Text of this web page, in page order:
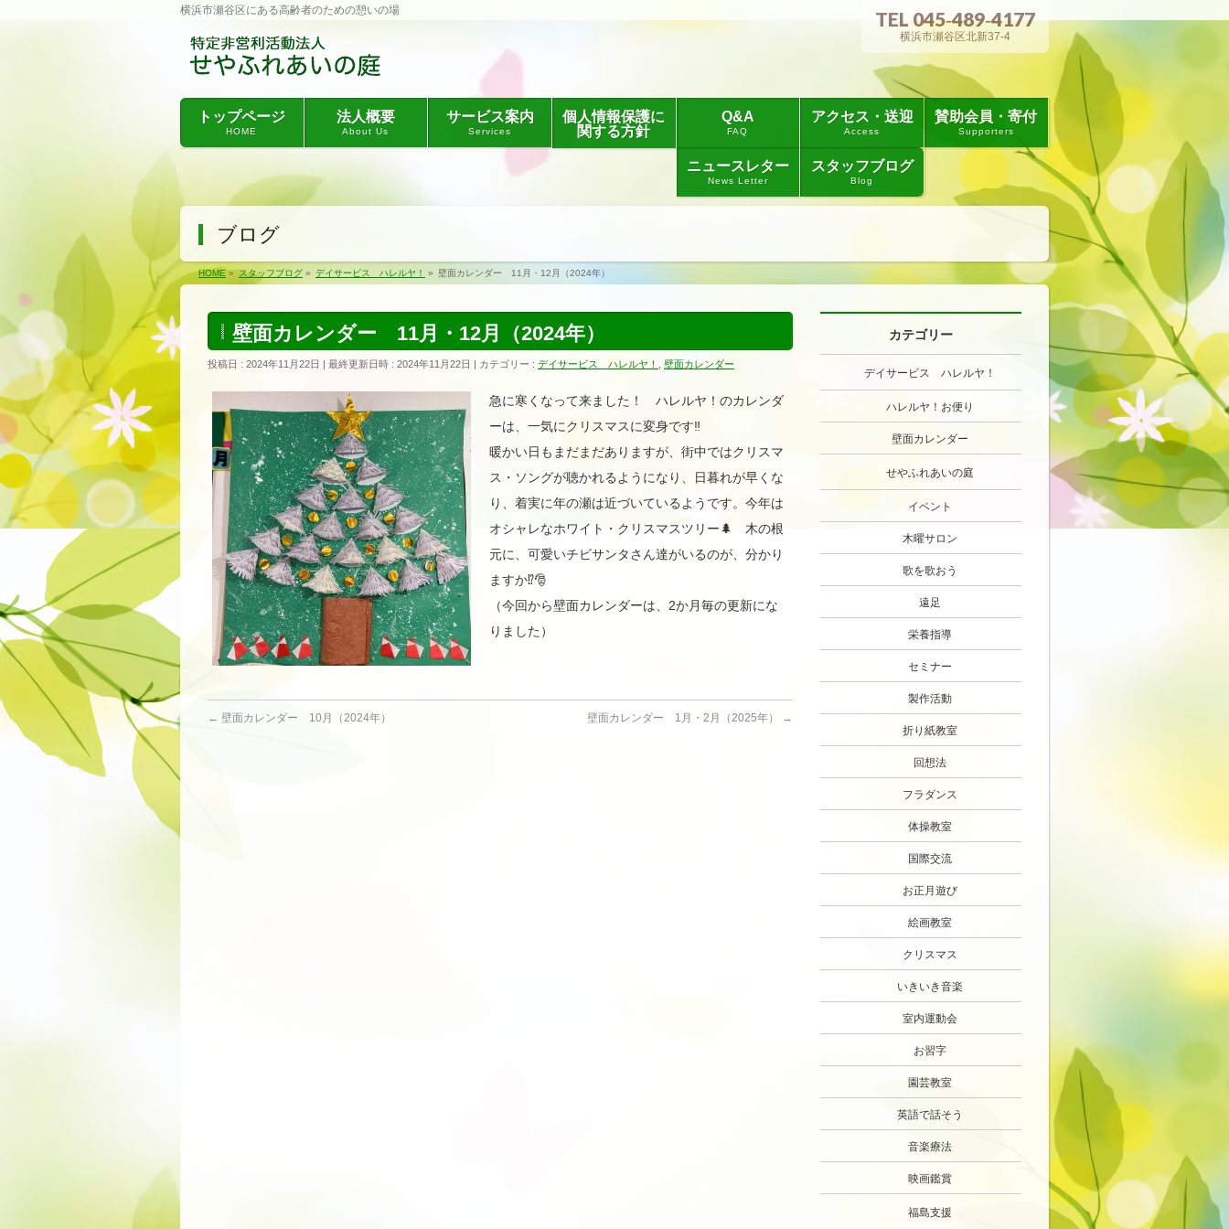
横浜市瀬谷区にある高齢者のための憩いの場 TEL 045‐489‐4177
横浜市瀬谷区北新37-4
トップページ
HOME
法人概要
About Us
サービス案内
Services
個人情報保護に
関する方針
Q&A
FAQ
アクセス・送迎
Access
賛助会員・寄付
Supporters
ニュースレター
News Letter
スタッフブログ
Blog
ブログ
HOME » スタッフブログ » デイサービス ハレルヤ！ » 壁面カレンダー 11月・12月（2024年）
壁面カレンダー 11月・12月（2024年）
投稿日 : 2024年11月22日 最終更新日時 : 2024年11月22日 カテゴリー : デイサービス ハレルヤ！ 壁面カレンダー
急に寒くなって来ました！ ハレルヤ！のカレンダ
ーは、一気にクリスマスに変身です‼
暖かい日もまだまだありますが、 街中ではクリスマ
ス・ソングが聴かれるようになり、
日暮れが早くな
り、 着実に年の瀬は近づいているようです。今年は
オシャレなホワイト・クリスマスツリー🌲 木の根
元に、可愛いチビサンタさん達がいるのが、分かり
ますか⁉🎅
（今回から壁面カレンダーは、2か月毎の更新にな
りました）
← 壁面カレンダー 10月（2024年） 壁面カレンダー 1月・2月（2025年） →
カテゴリー
デイサービス ハレルヤ！
ハレルヤ！お便り
壁面カレンダー
せやふれあいの庭
イベント
木曜サロン
歌を歌おう
遠足
栄養指導
セミナー
製作活動
折り紙教室
回想法
フラダンス
体操教室
国際交流
お正月遊び
絵画教室
クリスマス
いきいき音楽
室内運動会
お習字
園芸教室
英語で話そう
音楽療法
映画鑑賞
福島支援